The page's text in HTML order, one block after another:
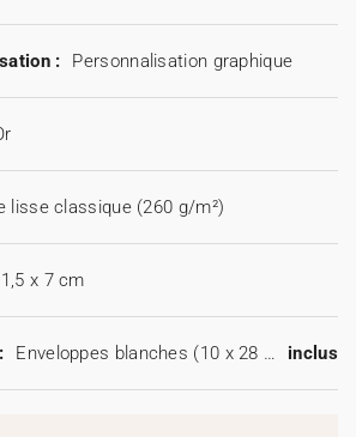
: Personnalisation graphique
lisse classique (260 g/m²)
x 7 cm
Enveloppes blanches (10 x 28 cm) inclus